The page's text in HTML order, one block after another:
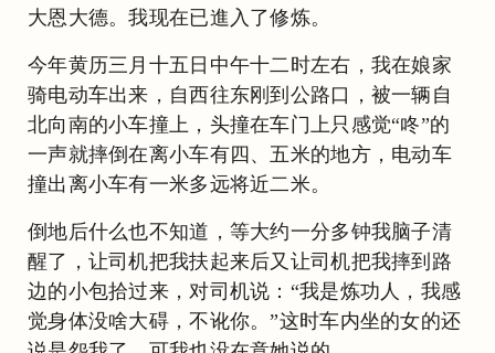
大恩大德。我现在已進入了修炼。
今年黄历三月十五日中午十二时左右，我在娘家
骑电动车出来，自西往东刚到公路口，被一辆自
北向南的小车撞上，头撞在车门上只感觉“咚”的
一声就摔倒在离小车有四、五米的地方，电动车
撞出离小车有一米多远将近二米。
倒地后什么也不知道，等大约一分多钟我脑子清
醒了，让司机把我扶起来后又让司机把我摔到路
边的小包拾过来，对司机说：“我是炼功人，我感
觉身体没啥大碍，不讹你。”这时车内坐的女的还